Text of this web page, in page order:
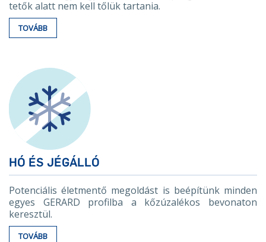
tetők alatt nem kell tőlük tartania.
TOVÁBB
HÓ ÉS JÉGÁLLÓ
Potenciális életmentő megoldást is beépítünk minden
egyes GERARD profilba a kőzúzalékos bevonaton
keresztül.
TOVÁBB